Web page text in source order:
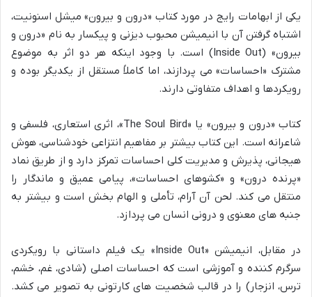
یکی از ابهامات رایج در مورد کتاب «درون و بیرون» میشل اسنونیت،
اشتباه گرفتن آن با انیمیشن محبوب دیزنی و پیکسار به نام «درون و
بیرون» (Inside Out) است. با وجود اینکه هر دو اثر به موضوع
مشترک «احساسات» می پردازند، اما کاملاً مستقل از یکدیگر بوده و
رویکردها و اهداف متفاوتی دارند.
کتاب «درون و بیرون» یا «The Soul Bird»، اثری استعاری، فلسفی و
شاعرانه است. این کتاب بیشتر بر مفاهیم انتزاعی خودشناسی، هوش
هیجانی، پذیرش و مدیریت کلی احساسات تمرکز دارد و از طریق نماد
«پرنده درون» و «کشوهای احساسات»، پیامی عمیق و ماندگار را
منتقل می کند. لحن آن آرام، تأملی و الهام بخش است و بیشتر به
جنبه های معنوی و درونی انسان می پردازد.
در مقابل، انیمیشن «Inside Out» یک فیلم داستانی با رویکردی
سرگرم کننده و آموزشی است که احساسات اصلی (شادی، غم، خشم،
ترس، انزجار) را در قالب شخصیت های کارتونی به تصویر می کشد.